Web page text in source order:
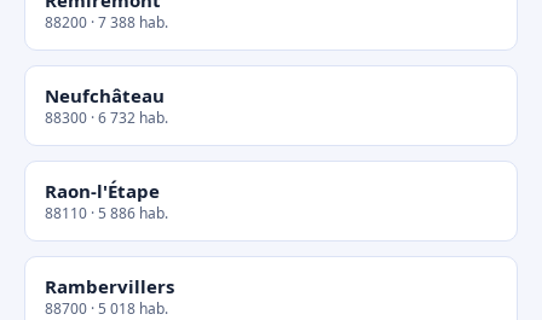
88200 · 7 388 hab.
Neufchâteau
88300 · 6 732 hab.
Raon-l'Étape
88110 · 5 886 hab.
Rambervillers
88700 · 5 018 hab.